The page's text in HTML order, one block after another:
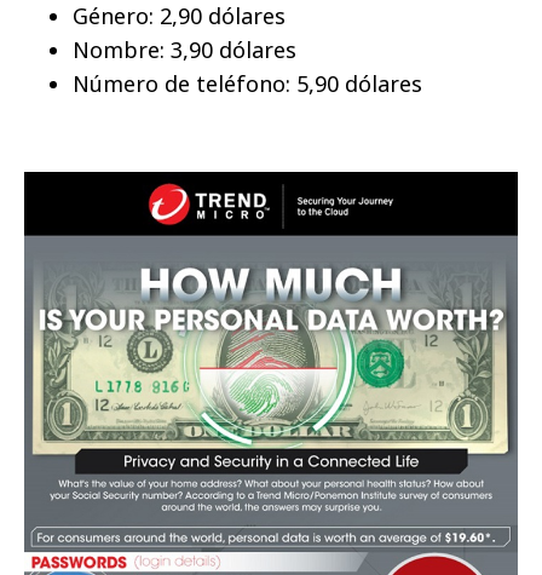
Género: 2,90 dólares
Nombre: 3,90 dólares
Número de teléfono: 5,90 dólares